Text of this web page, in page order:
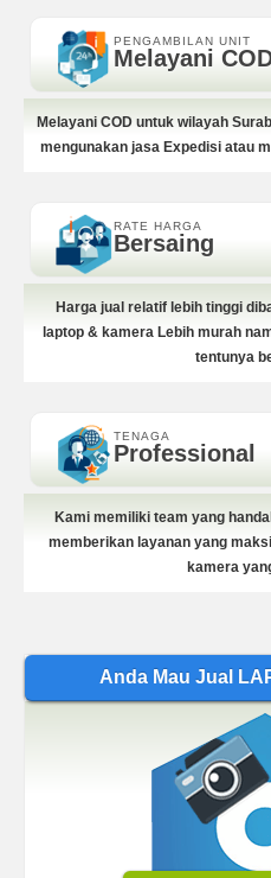
PENGAMBILAN UNIT
Melayani
Melayani COD untuk wilayah
mengunakan jasa Expedisi atau
RATE HARGA
Bersaing
Harga jual relatif lebih tinggi
laptop & kamera Lebih murah
tentunya
TENAGA
Professional
Kami memiliki team yang
memberikan layanan yang
kamera
Anda Mau Jual